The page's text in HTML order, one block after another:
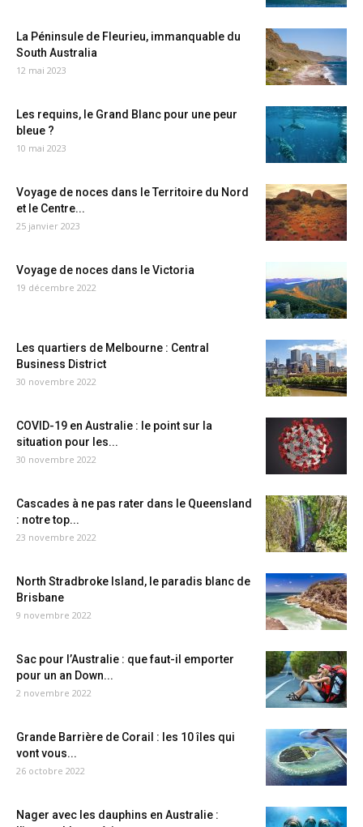
La Péninsule de Fleurieu, immanquable du
South Australia
12 mai 2023
Les requins, le Grand Blanc pour une peur
bleue ?
10 mai 2023
Voyage de noces dans le Territoire du Nord
et le Centre...
25 janvier 2023
Voyage de noces dans le Victoria
19 décembre 2022
Les quartiers de Melbourne : Central
Business District
30 novembre 2022
COVID-19 en Australie : le point sur la
situation pour les...
30 novembre 2022
Cascades à ne pas rater dans le Queensland
: notre top...
23 novembre 2022
North Stradbroke Island, le paradis blanc de
Brisbane
9 novembre 2022
Sac pour l’Australie : que faut-il emporter
pour un an Down...
2 novembre 2022
Grande Barrière de Corail : les 10 îles qui
vont vous...
26 octobre 2022
Nager avec les dauphins en Australie :